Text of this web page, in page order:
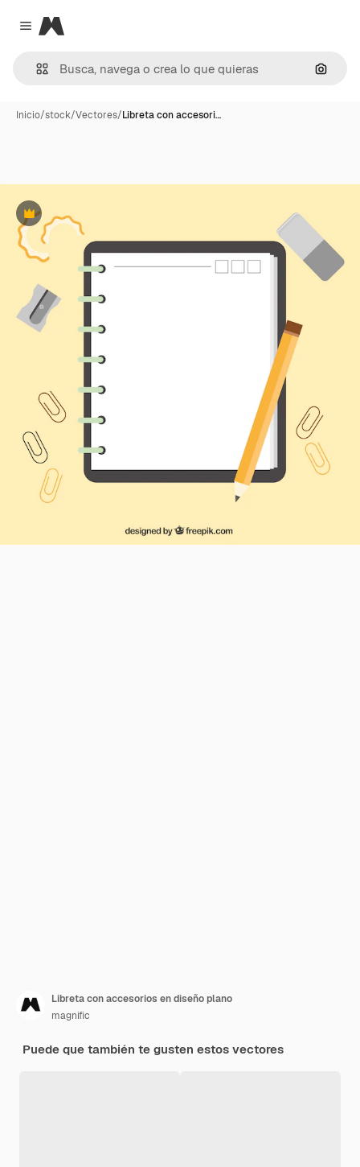
Close menu
Magnific
Inicio/stock/Vectores/Libreta con accesori…
Premium
Libreta con accesorios en diseño plano
magnific
Puede que también te gusten estos vectores